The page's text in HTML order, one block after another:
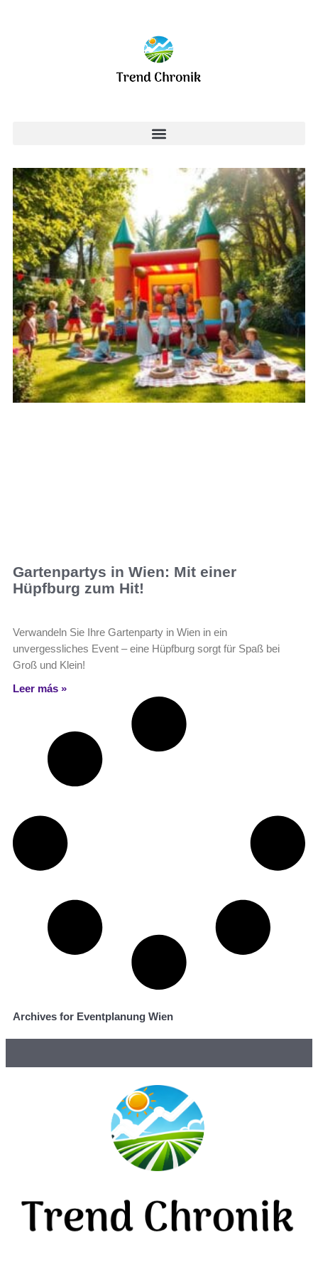
Gartenpartys in Wien: Mit einer
Hüpfburg zum Hit!
Verwandeln Sie Ihre Gartenparty in Wien in ein
unvergessliches Event – eine Hüpfburg sorgt für Spaß bei
Groß und Klein!
Leer más »
Archives for Eventplanung Wien